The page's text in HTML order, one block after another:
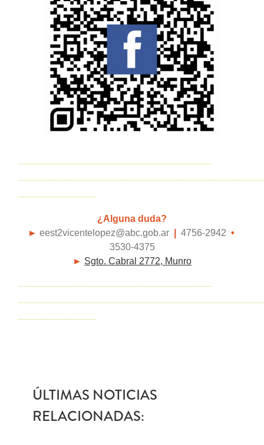
—————————————————-
———————
¿Alguna duda?
► eest2vicentelopez@abc.gob.ar 4756-2942 •
3530-4375
► Sgto. Cabral 2772, Munro
—————————————————-
———————
ÚLTIMAS NOTICIAS
RELACIONADAS: